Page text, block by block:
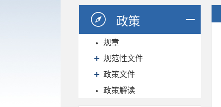
政策
规章
规范性文件
政策文件
政策解读